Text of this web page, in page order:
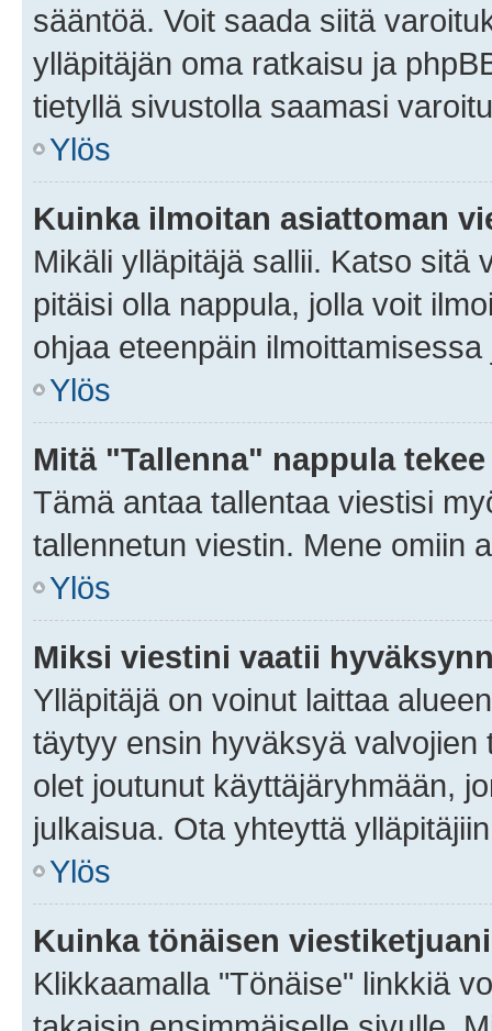
sääntöä. Voit saada siitä
ylläpitäjän oma ratkaisu ja
tietyllä sivustolla saamasi
Ylös
Kuinka ilmoitan asiattoman
Mikäli ylläpitäjä sallii. Katso sitä
pitäisi olla nappula, jolla voit
ohjaa eteenpäin
Ylös
Mitä "Tallenna" nappula
Tämä antaa tallentaa viestisi
tallennetun viestin. Mene omiin
Ylös
Miksi viestini vaatii
Ylläpitäjä on voinut laittaa
täytyy ensin hyväksyä
olet joutunut käyttäjäryhmään,
julkaisua. Ota yhteyttä
Ylös
Kuinka tönäisen
Klikkaamalla "Tönäise" linkkiä